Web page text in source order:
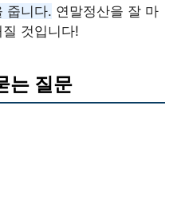
줍니다. 연말정산을 잘 마
것입니다!
는 질문